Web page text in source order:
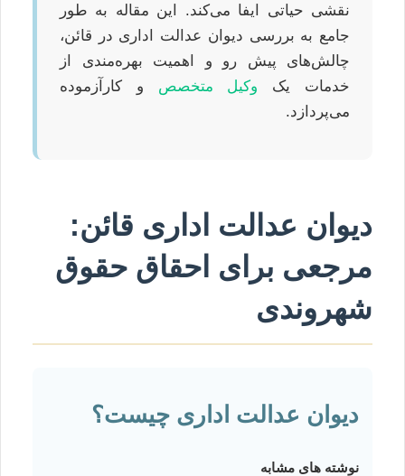
نقشی حیاتی ایفا می‌کند. این مقاله به طور
جامع به بررسی دیوان عدالت اداری در قائن،
چالش‌های پیش رو و اهمیت بهره‌مندی از
خدمات یک وکیل متخصص و کارآزموده
می‌پردازد.
دیوان عدالت اداری قائن:
مرجعی برای احقاق حقوق
شهروندی
دیوان عدالت اداری چیست؟
نوشته های مشابه